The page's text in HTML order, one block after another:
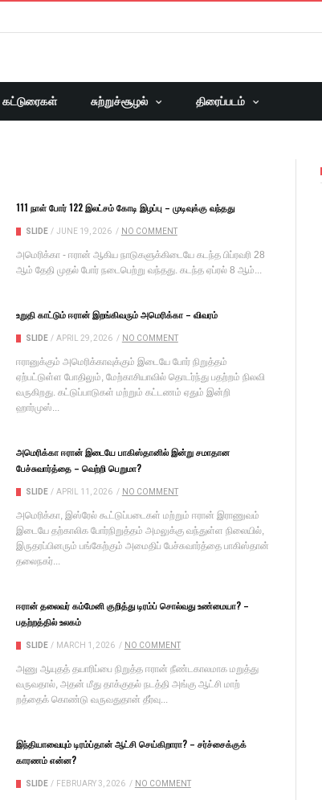
கட்டுரைகள் சுற்றுச்சூழல் திரைப்படம்
111 நாள் போர் 122 இலட்சம் கோடி இழப்பு – முடிவுக்கு வந்தது
SLIDE / JUNE 19, 2026 / NO COMMENT
அமெரிக்​கா - ஈரான் ஆகிய நாடுகளுக்கிடையே கடந்த பிப்​ர​வரி 28
ஆம் தேதி முதல் போர் நடை​பெற்று வந்​தது. கடந்த ஏப்​ரல் 8 ஆம்...
உறுதி காட்டும் ஈரான் இறங்கிவரும் அமெரிக்கா – விவரம்
SLIDE / APRIL 29, 2026 / NO COMMENT
ஈரானுக்கும் அமெரிக்காவுக்கும் இடையே போர் நிறுத்தம்
ஏற்பட்டுள்ள போதிலும், மேற்காசியாவில் தொடர்ந்து பதற்றம் நிலவி
வருகிறது. கட்டுப்பாடுகள் மற்றும் கட்டணம் ஏதும் இன்றி
ஹார்முஸ்...
அமெரிக்கா ஈரான் இடையே பாகிஸ்தானில் இன்று சமாதான
பேச்சுவார்த்தை – வெற்றி பெறுமா?
SLIDE / APRIL 11, 2026 / NO COMMENT
அமெரிக்கா, இஸ்ரேல் கூட்டுப்படைகள் மற்றும் ஈரான் இராணுவம்
இடையே தற்காலிக போர்நிறுத்தம் அமலுக்கு வந்துள்ள நிலை​யில்,
இருதரப்​பினரும் பங்​கேற்​கும் அமை​திப் பேச்​சு​வார்த்தை பாகிஸ்​தான்
தலைநகர்...
ஈரான் தலைவர் கம்மேனி குறித்து டிரம்ப் சொல்வது உண்மையா? –
பதற்றத்தில் உலகம்
SLIDE / MARCH 1, 2026 / NO COMMENT
அணு ஆயுதத் தயாரிப்பை நிறுத்த ஈரான் நீண்​ட​கால​மாக மறுத்து
வரு​வதால், அதன் மீது தாக்​குதல் நடத்தி அங்கு ஆட்சி மாற்​
றத்தைக் கொண்டு வரு​வது​தான் தீர்வு...
இந்தியாவையும் டிரம்ப்தான் ஆட்சி செய்கிறாரா? – சர்ச்சைக்குக்
காரணம் என்ன?
SLIDE / FEBRUARY 3, 2026 / NO COMMENT